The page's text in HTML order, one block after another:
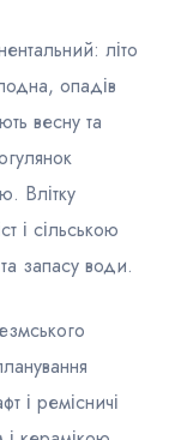
літо
опадів
весну та
Влітку
і сільською
запасу води.
і ремісничі